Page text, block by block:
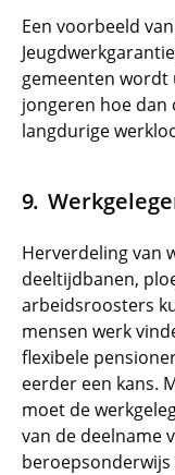
Een voorbeeld
gemeenten
jongeren hoe dan
langdurige
Herverdeling van
deeltijdbanen,
arbeidsroosters
mensen werk
flexibele
eerder een kans.
moet de
van de deelname